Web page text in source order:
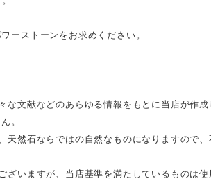
ーストーンをお求めください。
文献などのあらゆる情報をもとに当店が作
。
然石ならではの自然なものになりますので
いますが、当店基準を満たしているものは